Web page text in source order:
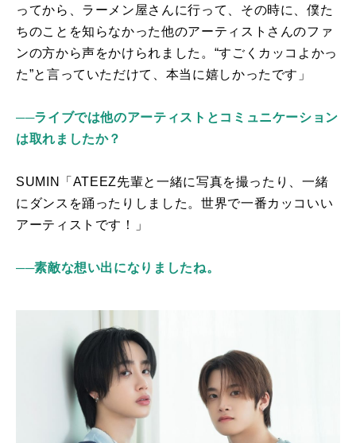
ってから、ラーメン屋さんに行って、その時に、僕た
ちのことを知らなかった他のアーティストさんのファ
ンの方から声をかけられました。“すごくカッコよかっ
た”と言っていただけて、本当に嬉しかったです」
──ライブでは他のアーティストとコミュニケーション
は取れましたか？
SUMIN「 ATEEZ先輩と一緒に写真を撮ったり、一緒
にダンスを踊ったりしました。世界で一番カッコいい
アーティストです！」
──素敵な想い出になりましたね。